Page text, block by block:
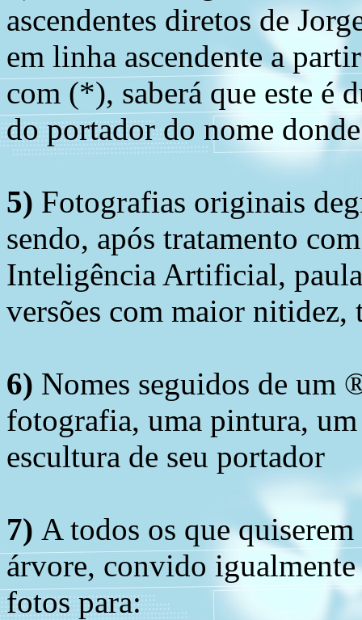
ascendentes diretos de
em linha ascendente a
com (*), saberá que este é
do portador do nome
5) Fotografias originais
sendo, após tratamento
Inteligência Artificial,
versões com maior nitidez,
6) Nomes seguidos de um
fotografia, uma pintura,
escultura de seu portador
7) A todos os que
árvore, convido
fotos para: